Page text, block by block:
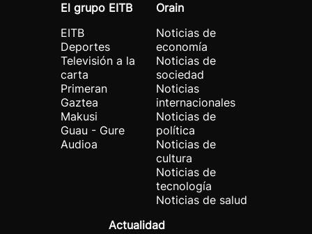
El grupo EITB
EITB
Deportes
Televisión a la
carta
Primeran
Gaztea
Makusi
Guau - Gure
Audioa
Orain
Noticias de
economía
Noticias de
sociedad
Noticias
internacionales
Noticias de
política
Noticias de
cultura
Noticias de
tecnología
Noticias de salud
Actualidad